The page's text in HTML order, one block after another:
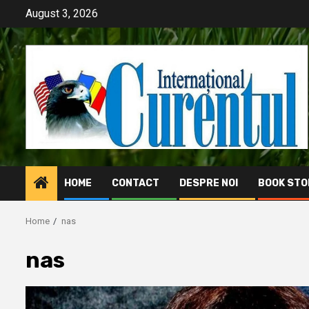
content
August 3, 2026
HOME CONTACT DESPRE NOI BOOK
Home nas
nas